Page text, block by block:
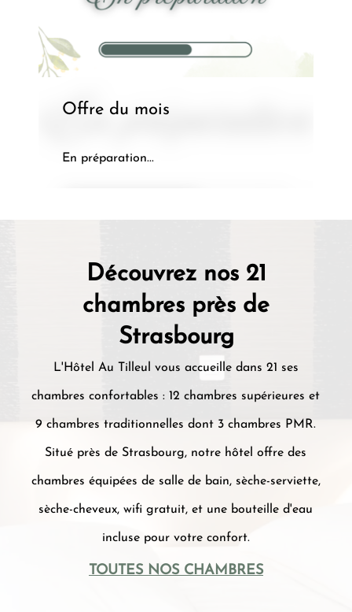
Offre du mois
En préparation...
Découvrez nos 21
chambres près de
Strasbourg
L'Hôtel Au Tilleul vous accueille dans 21 ses
chambres confortables : 12 chambres supérieures et
9 chambres traditionnelles dont 3 chambres PMR.
Situé près de Strasbourg, notre hôtel offre des
chambres équipées de salle de bain, sèche-serviette,
sèche-cheveux, wifi gratuit, et une bouteille d'eau
incluse pour votre confort.
TOUTES NOS CHAMBRES